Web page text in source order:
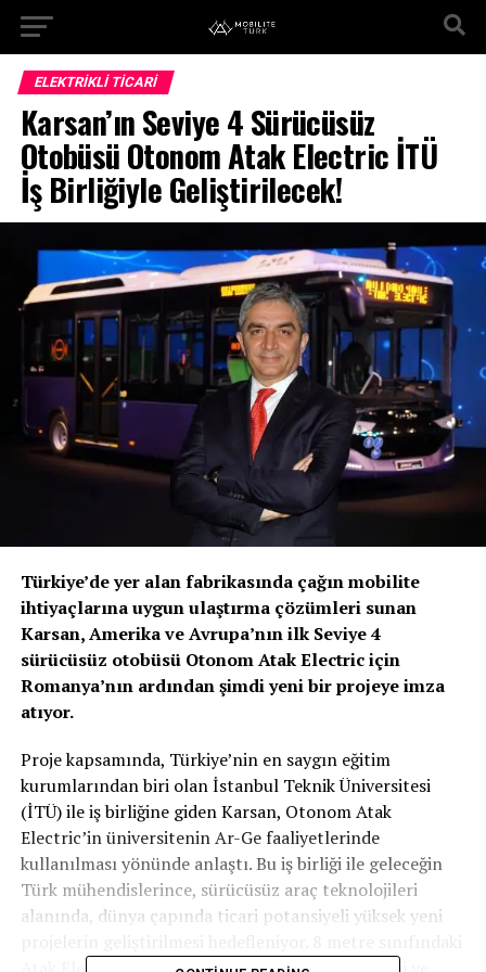
ELEKTRIKLI TICARI
Karsan’ın Seviye 4 Sürücüsüz
Otobüsü Otonom Atak Electric İTÜ
İş Birliğiyle Geliştirilecek!
Türkiye’de yer alan fabrikasında çağın mobilite
ihtiyaçlarına uygun ulaştırma çözümleri sunan
Karsan, Amerika ve Avrupa’nın ilk Seviye 4
sürücüsüz otobüsü Otonom Atak Electric için
Romanya’nın ardından şimdi yeni bir projeye imza
atıyor.
Proje kapsamında, Türkiye’nin en saygın eğitim
kurumlarından biri olan İstanbul Teknik Üniversitesi
(İTÜ) ile iş birliğine giden Karsan, Otonom Atak
Electric’in üniversitenin Ar-Ge faaliyetlerinde
kullanılması yönünde anlaştı. Bu iş birliği ile geleceğin
Türk mühendislerince, sürücüsüz araç teknolojileri
alanında, dünya çapında ticari potansiyeli yüksek yeni